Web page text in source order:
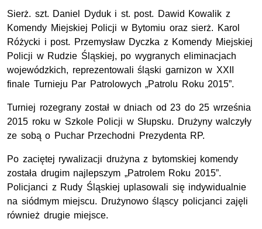
Sierż. szt. Daniel Dyduk i st. post. Dawid Kowalik z
Komendy Miejskiej Policji w Bytomiu oraz sierż. Karol
Różycki i post. Przemysław Dyczka z Komendy Miejskiej
Policji w Rudzie Śląskiej, po wygranych eliminacjach
wojewódzkich, reprezentowali śląski garnizon w XXII
finale Turnieju Par Patrolowych „Patrolu Roku 2015”.
Turniej rozegrany został w dniach od 23 do 25 września
2015 roku w Szkole Policji w Słupsku. Drużyny walczyły
ze sobą o Puchar Przechodni Prezydenta RP.
Po zaciętej rywalizacji drużyna z bytomskiej komendy
została drugim najlepszym „Patrolem Roku 2015”.
Policjanci z Rudy Śląskiej uplasowali się indywidualnie
na siódmym miejscu. Drużynowo śląscy policjanci zajęli
również drugie miejsce.